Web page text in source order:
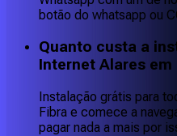
botão do whatsapp ou
Quanto custa a
Internet Alares em
Instalação grátis para
Fibra e comece a
pagar nada a mais por